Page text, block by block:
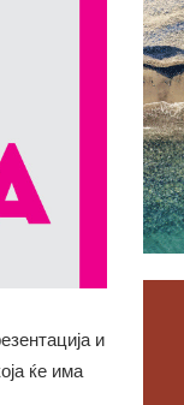
и
ќе има